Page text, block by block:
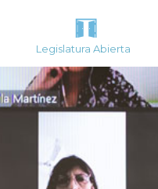
Legislatura Abierta